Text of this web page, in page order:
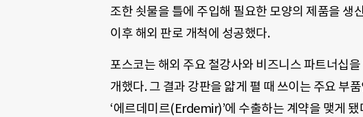
조한 쇳물을 틀에 주입해 필요한 모양의 제품을
이후 해외 판로 개척에 성공했다.
포스코는 해외 주요 철강사와 비즈니스 파트너십
개했다. 그 결과 강판을 얇게 펼 때 쓰이는 주요 부
‘에르데미르(Erdemir)’에 수출하는 계약을 맺게